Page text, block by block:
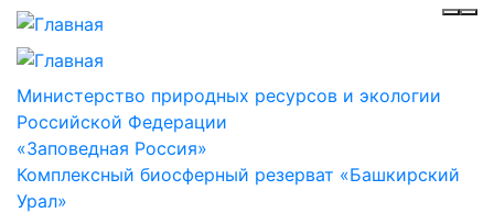
Министерство природных ресурсов и экологии
Российской Федерации
«Заповедная Россия»
Комплексный биосферный резерват «Башкирский
Урал»